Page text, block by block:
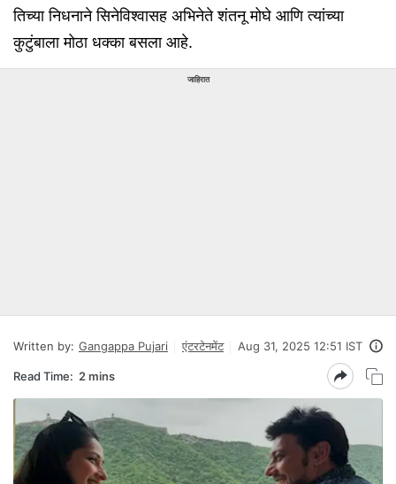
तिच्या निधनाने सिनेविश्वासह अभिनेते शंतनू मोघे आणि त्यांच्या
कुटुंबाला मोठा धक्का बसला आहे.
जाहिरात
Written by: Gangappa Pujari एंटरटेनमेंट Aug 31, 2025 12:51 IST
Read Time: 2 mins